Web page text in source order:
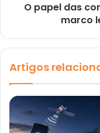
O papel das
marco
Artigos